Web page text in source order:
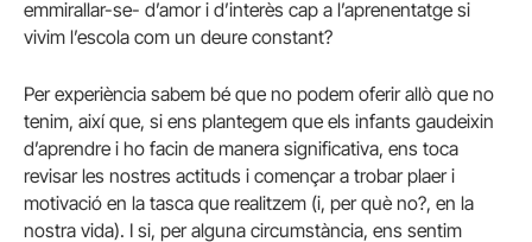
emmirallar-se- d’amor i d’interès cap a l’aprenentatge si
vivim l’escola com un deure constant?
Per experiència sabem bé que no podem oferir allò que no
tenim, així que, si ens plantegem que els infants gaudeixin
d’aprendre i ho facin de manera significativa, ens toca
revisar les nostres actituds i començar a trobar plaer i
motivació en la tasca que realitzem (i, per què no?, en la
nostra vida). I si, per alguna circumstància, ens sentim